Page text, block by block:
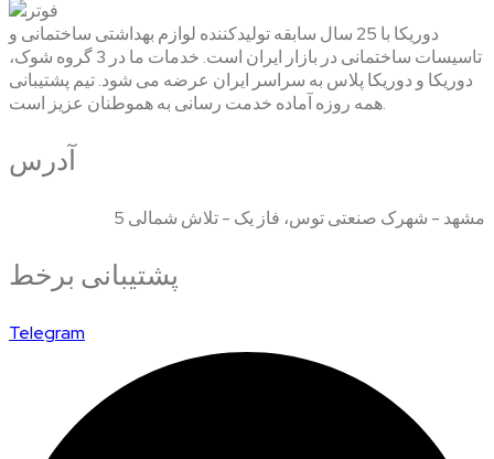
دوریکا با 25 سال سابقه تولیدکننده لوازم بهداشتی ساختمانی و
تاسیسات ساختمانی در بازار ایران است. خدمات ما در 3 گروه شوک،
دوریکا و دوریکا پلاس به سراسر ایران عرضه می شود. تیم پشتیبانی
همه روزه آماده خدمت رسانی به هموطنان عزیز است.
آدرس
مشهد - شهرک صنعتی توس، فاز یک - تلاش شمالی 5
پشتیبانی برخط
Telegram